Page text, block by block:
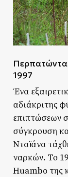
1997
Ένα
αδιάκριτης
επιπτώσεων
σύγκρουση
Νταϊάνα
ναρκών. Το
Huambo της